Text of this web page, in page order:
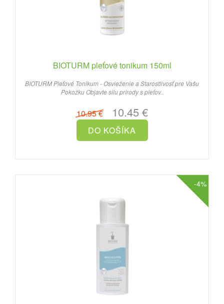
BIOTURM pleťové tonikum 150ml
BIOTURM Pleťové Tonikum - Osvieženie a Starostlivosť pre Vašu
Pokožku Objavte silu prírody s pleťov..
10.95 €10.45 €
-4%